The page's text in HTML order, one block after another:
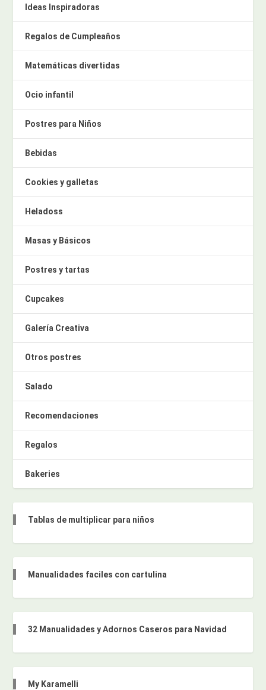
Ideas Inspiradoras
Regalos de Cumpleaños
Matemáticas divertidas
Ocio infantil
Postres para Niños
Bebidas
Cookies y galletas
Heladoss
Masas y Básicos
Postres y tartas
Cupcakes
Galería Creativa
Otros postres
Salado
Recomendaciones
Regalos
Bakeries
Tablas de multiplicar para niños
Manualidades faciles con cartulina
32 Manualidades y Adornos Caseros para Navidad
My Karamelli